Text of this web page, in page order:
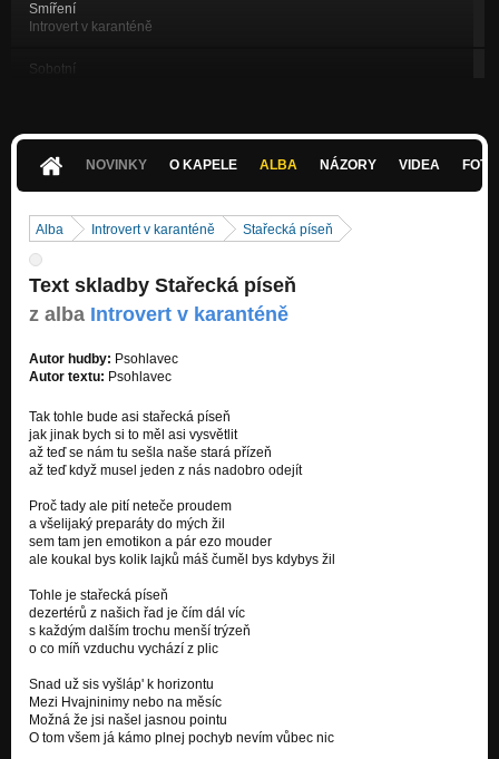
Smíření
Introvert v karanténě
Sobotní
Zmrzlej stín
Střelenej slon
Introvert v karanténě
Pravda
Dneska Rusko 1-0 Ukrajina
Charon
Nezařazeno
Nezařazeno
Čas
Nezařazeno
Vodník
Nezařazeno
Nezařazeno
Úkoly
Nezařazeno
NOVINKY O KAPELE ALBA NÁZORY VIDEA
Alba Introvert v karanténě Stařecká píseň
Text skladby Stařecká píseň
z alba Introvert v karanténě
Autor hudby: Psohlavec
Autor textu: Psohlavec
Tak tohle bude asi stařecká píseň
jak jinak bych si to měl asi vysvětlit
až teď se nám tu sešla naše stará přízeň
až teď když musel jeden z nás nadobro odejít
Proč tady ale pití neteče proudem
a všelijaký preparáty do mých žil
sem tam jen emotikon a pár ezo mouder
ale koukal bys kolik lajků máš čuměl bys kdybys žil
Tohle je stařecká píseň
dezertérů z našich řad je čím dál víc
s každým dalším trochu menší trýzeň
o co míň vzduchu vychází z plic
Snad už sis vyšláp' k horizontu
Mezi Hvajninimy nebo na měsíc
Možná že jsi našel jasnou pointu
O tom všem já kámo plnej pochyb nevím vůbec nic